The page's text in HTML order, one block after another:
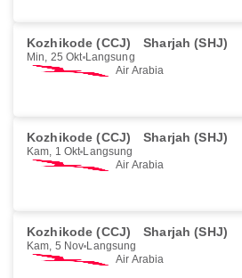
Kozhikode (CCJ) Sharjah (SHJ)
Min, 25 Okt Langsung
Air Arabia
Kozhikode (CCJ) Sharjah (SHJ)
Kam, 1 Okt Langsung
Air Arabia
Kozhikode (CCJ) Sharjah (SHJ)
Kam, 5 Nov Langsung
Air Arabia